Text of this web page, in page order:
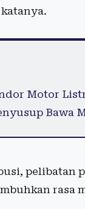
Motor
Bawa
pelibatan
rasa